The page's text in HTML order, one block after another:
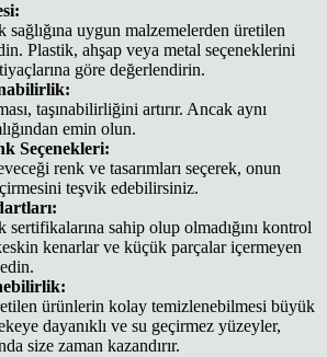
sağlığına uygun malzemelerden üretilen
Plastik, ahşap veya metal seçeneklerini
göre değerlendirin.
taşınabilirliğini artırır. Ancak aynı
emin olun.
Seçenekleri:
renk ve tasarımları seçerek, onun
teşvik edebilirsiniz.
sahip olup olmadığını kontrol
kenarlar ve küçük parçalar içermeyen
ürünlerin kolay temizlenebilmesi büyük
dayanıklı ve su geçirmez yüzeyler,
size zaman kazandırır.